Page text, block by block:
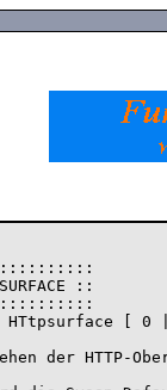
::
HTtpsurface [
der HTTP-